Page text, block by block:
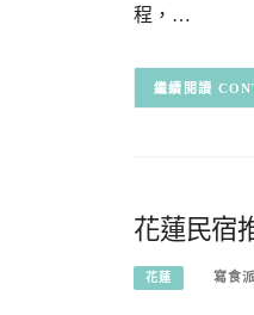
程，…
花蓮民宿
花蓮 寫食派